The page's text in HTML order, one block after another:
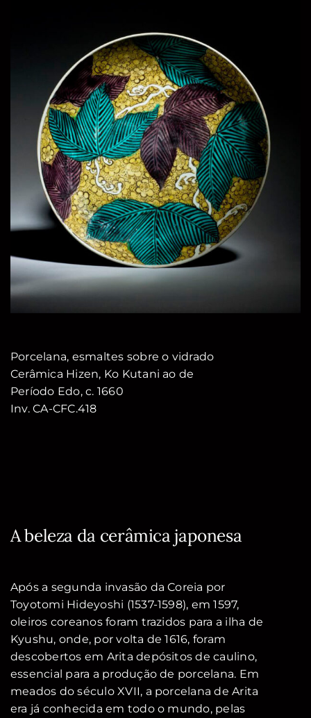
Porcelana, esmaltes sobre o vidrado
Cerâmica Hizen, Ko Kutani ao de
Período Edo, c. 1660
Inv. CA-CFC.418
A beleza da cerâmica japonesa
Após a segunda invasão da Coreia por
Toyotomi Hideyoshi (1537-1598), em 1597,
oleiros coreanos foram trazidos para a ilha de
Kyushu, onde, por volta de 1616, foram
descobertos em Arita depósitos de caulino,
essencial para a produção de porcelana. Em
meados do século XVII, a porcelana de Arita
era já conhecida em todo o mundo, pelas